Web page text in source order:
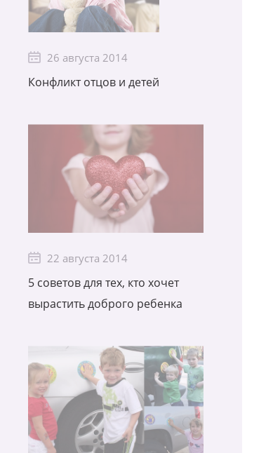
26 августа 2014
Конфликт отцов и детей
22 августа 2014
5 советов для тех, кто хочет
вырастить доброго ребенка